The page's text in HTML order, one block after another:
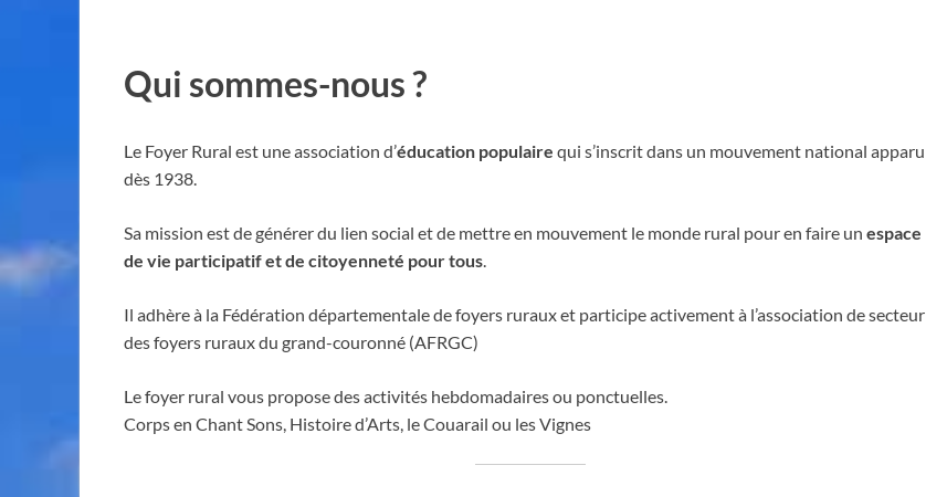
Qui sommes-nous ?
Le Foyer Rural est une association d’éducation populaire qui s’inscrit dans un mouvement national apparu
dès 1938.
Sa mission est de générer du lien social et de mettre en mouvement le monde rural pour en faire un espace
de vie participatif et de citoyenneté pour tous.
Il adhère à la Fédération départementale de foyers ruraux et participe activement à l’association de secteur
des foyers ruraux du grand-couronné (AFRGC)
Le foyer rural vous propose des activités hebdomadaires ou ponctuelles.
Corps en Chant Sons, Histoire d’Arts, le Couarail ou les Vignes